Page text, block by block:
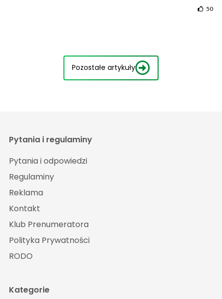
50
Pozostałe artykuły
Pytania i regulaminy
Pytania i odpowiedzi
Regulaminy
Reklama
Kontakt
Klub Prenumeratora
Polityka Prywatności
RODO
Kategorie